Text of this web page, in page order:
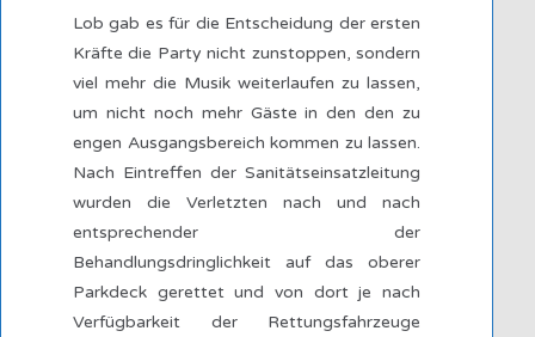
Lob gab es für die Entscheidung der ersten
Kräfte die Party nicht zunstoppen, sondern
viel mehr die Musik weiterlaufen zu lassen,
um nicht noch mehr Gäste in den den zu
engen Ausgangsbereich kommen zu lassen.
Nach Eintreffen der Sanitätseinsatzleitung
wurden die Verletzten nach und nach
entsprechender der
Behandlungsdringlichkeit auf das oberer
Parkdeck gerettet und von dort je nach
Verfügbarkeit der Rettungsfahrzeuge